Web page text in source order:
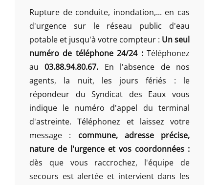
Rupture de conduite, inondation,... en cas
d'urgence sur le réseau public d'eau
potable et jusqu'à votre compteur : Un seul
numéro de téléphone 24/24 :Téléphonez
au03.88.94.80.67. En l'absence de nos
agents, la nuit, les jours fériés : le
répondeur du Syndicat des Eaux vous
indique le numéro d'appel du terminal
d'astreinte. Téléphonez et laissez votre
message : commune, adresse précise,
nature de l'urgence et vos coordonnées :
dès que vous raccrochez, l'équipe de
secours est alertée et intervient dans les